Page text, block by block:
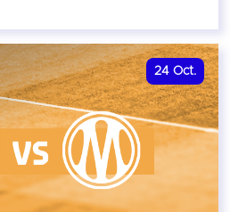
24 Oct.